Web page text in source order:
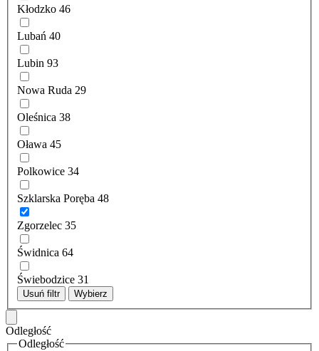
Kłodzko 46
Lubań 40
Lubin 93
Nowa Ruda 29
Oleśnica 38
Oława 45
Polkowice 34
Szklarska Poręba 48
Zgorzelec 35
Świdnica 64
Świebodzice 31
Usuń filtr Wybierz
Odległość
Odległość